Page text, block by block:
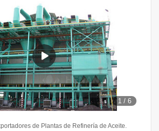
1 /6
de Plantas de Refinería de Aceite.